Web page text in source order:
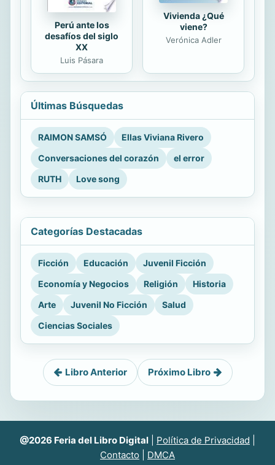
Perú ante los
desafíos del siglo
XX
Luis Pásara
Vivienda ¿Qué
viene?
Verónica Adler
Últimas Búsquedas
RAIMON SAMSÓ
Ellas Viviana Rivero
Conversaciones del corazón
el error
RUTH
Love song
Categorías Destacadas
Ficción Educación
Juvenil Ficción
Economía y Negocios
Religión
Historia
Arte
Juvenil No Ficción
Salud
Ciencias Sociales
Libro Anterior Próximo Libro
@2026 Feria del Libro Digital Política de Privacidad
Contacto
DMCA